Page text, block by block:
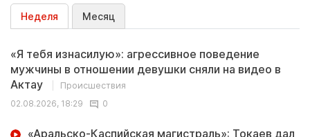
Неделя Месяц
«Я тебя изнасилую»: агрессивное поведение
мужчины в отношении девушки сняли на видео в
Актау
Происшествия
02.08.2026, 18:29
0
«Аральско-Каспийская магистраль»: Токаев дал